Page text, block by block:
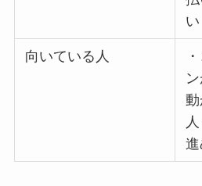
い
向いている人